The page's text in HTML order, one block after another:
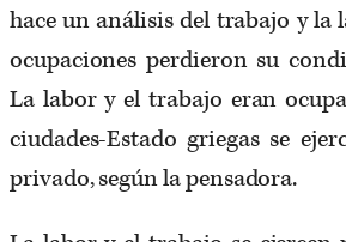
hace un análisis del trabajo y la
ocupaciones perdieron su
La labor y el trabajo eran
ciudades-Estado griegas se
privado, según la pensadora.